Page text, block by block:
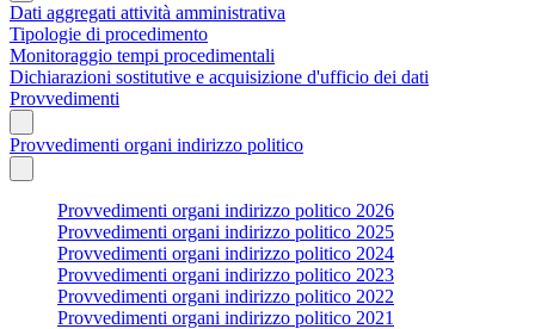
Dati aggregati attività amministrativa
Tipologie di procedimento
Monitoraggio tempi procedimentali
Dichiarazioni sostitutive e acquisizione d'ufficio dei dati
Provvedimenti
Provvedimenti organi indirizzo politico
Provvedimenti organi indirizzo politico 2026
Provvedimenti organi indirizzo politico 2025
Provvedimenti organi indirizzo politico 2024
Provvedimenti organi indirizzo politico 2023
Provvedimenti organi indirizzo politico 2022
Provvedimenti organi indirizzo politico 2021